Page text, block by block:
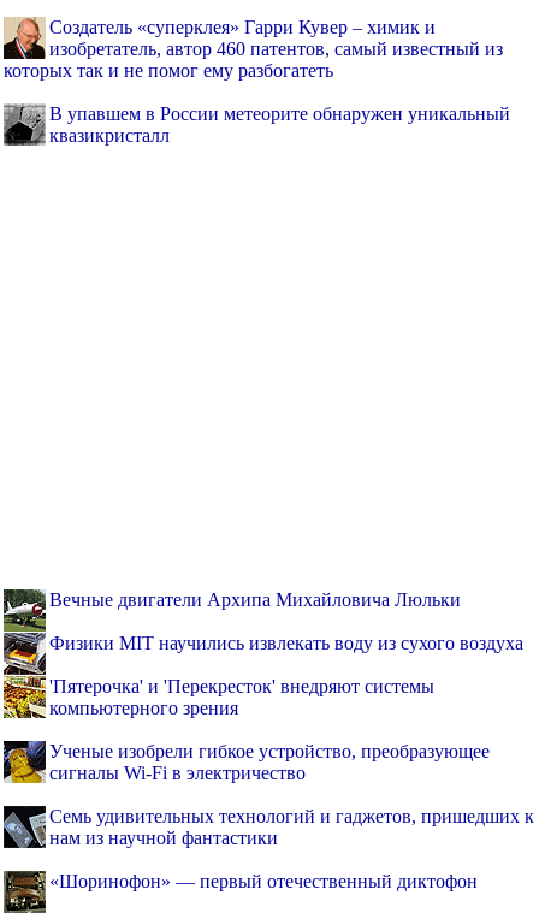
Создатель «суперклея» Гарри Кувер – химик и
изобретатель, автор 460 патентов, самый известный из
которых так и не помог ему разбогатеть
В упавшем в России метеорите обнаружен уникальный
квазикристалл
Вечные двигатели Архипа Михайловича Люльки
Физики MIT научились извлекать воду из сухого воздуха
'Пятерочка' и 'Перекресток' внедряют системы
компьютерного зрения
Ученые изобрели гибкое устройство, преобразующее
сигналы Wi-Fi в электричество
Семь удивительных технологий и гаджетов, пришедших к
нам из научной фантастики
«Шоринофон» — первый отечественный диктофон